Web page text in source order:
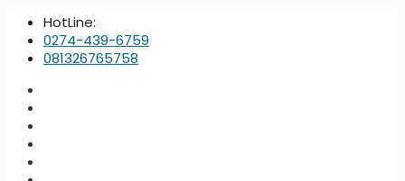
HotLine:
0274-439-6759
081326765758